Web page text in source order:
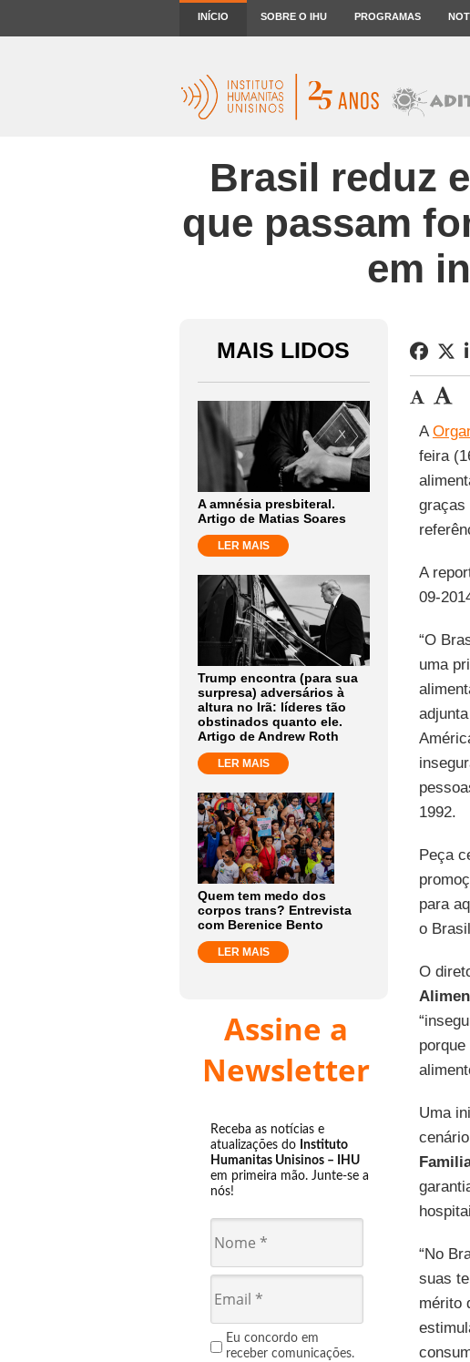
INÍCIO SOBRE O IHU PROGRAMAS
Brasil reduz
que passam
em
MAIS LIDOS
A amnésia presbiteral.
Artigo de Matias Soares
LER MAIS
Trump encontra (para sua
surpresa) adversários à
altura no Irã: líderes tão
obstinados quanto ele.
Artigo de Andrew Roth
LER MAIS
Quem tem medo dos
corpos trans? Entrevista
com Berenice Bento
LER MAIS
Assine a
Newsletter
Receba as notícias e
atualizações do Instituto
Humanitas Unisinos – IHU
em primeira mão. Junte-se a
nós!
Eu concordo em
receber comunicações.
A
feira
graças
A
09-
“O
uma
1992.
Peça
para
o
O
Uma
“No
suas
mérito